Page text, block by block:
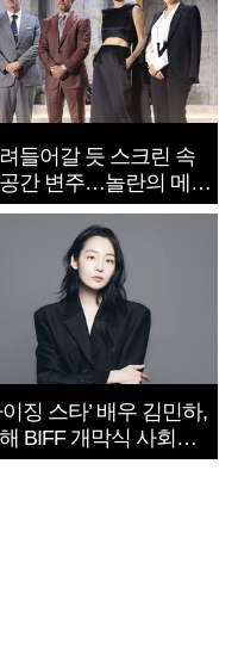
들어갈 듯 스크린 속
간 변주…놀란의 메시
‘전쟁 속죄’
이징 스타’ 배우 김민하,
BIFF 개막식 사회자